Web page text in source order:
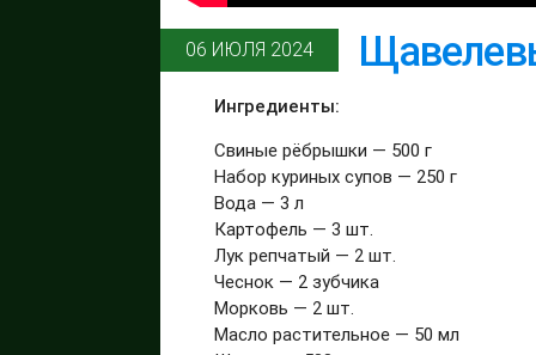
06 ИЮЛЯ 2024
Ингредиенты:
Свиные рёбрышки — 500 г
Набор куриных супов — 250 г
Вода — 3 л
Картофель — 3 шт.
Лук репчатый — 2 шт.
Чеснок — 2 зубчика
Морковь — 2 шт.
Масло растительное — 50 мл